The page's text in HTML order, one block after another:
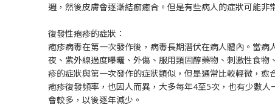
週，然後皮膚會逐漸結痂癒合。但是有些病人的症狀可能非
復發性疱疹的症狀：
疱疹病毒在第一次發作後，病毒長期潛伏在病人體內。當
夜、紫外線過度曝曬、外傷、服用類固醇藥物、刺激性食
疹的症狀與第一次發作的症狀類似，但是通常比較輕微，
疱疹復發頻率，也因人而異，大多每年4至5次，也有少數
會較多，以後逐年減少。